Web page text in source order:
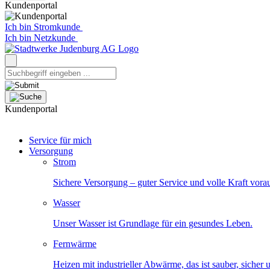
Kundenportal
Ich bin Stromkunde
Ich bin Netzkunde
Kundenportal
Service für mich
Versorgung
Strom
Sichere Versorgung – guter Service und volle Kraft
Wasser
Unser Wasser ist Grundlage für ein gesundes Leben.
Fernwärme
Heizen mit industrieller Abwärme, das ist sauber, sicher